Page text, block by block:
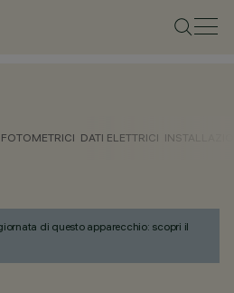
DATI ELETTRICI
di questo apparecchio: scopri il